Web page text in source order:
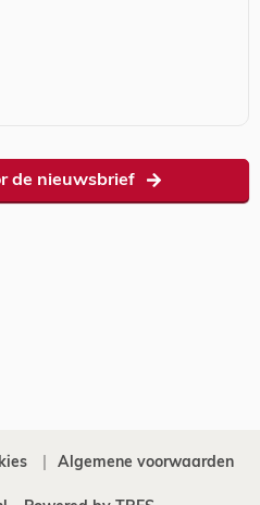
de nieuwsbrief
Algemene voorwaarden